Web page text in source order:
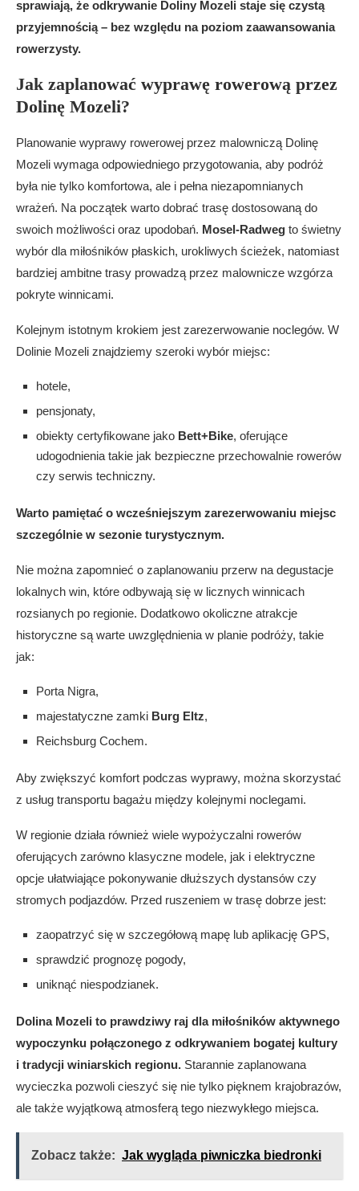
sprawiają, że odkrywanie Doliny Mozeli staje się czystą
przyjemnością – bez względu na poziom zaawansowania
rowerzysty.
Jak zaplanować wyprawę rowerową przez
Dolinę Mozeli?
Planowanie wyprawy rowerowej przez malowniczą Dolinę
Mozeli wymaga odpowiedniego przygotowania, aby podróż
była nie tylko komfortowa, ale i pełna niezapomnianych
wrażeń. Na początek warto dobrać trasę dostosowaną do
swoich możliwości oraz upodobań. Mosel-Radweg to świetny
wybór dla miłośników płaskich, urokliwych ścieżek, natomiast
bardziej ambitne trasy prowadzą przez malownicze wzgórza
pokryte winnicami.
Kolejnym istotnym krokiem jest zarezerwowanie noclegów. W
Dolinie Mozeli znajdziemy szeroki wybór miejsc:
hotele,
pensjonaty,
obiekty certyfikowane jako Bett+Bike, oferujące
udogodnienia takie jak bezpieczne przechowalnie rowerów
czy serwis techniczny.
Warto pamiętać o wcześniejszym zarezerwowaniu miejsc
szczególnie w sezonie turystycznym.
Nie można zapomnieć o zaplanowaniu przerw na degustacje
lokalnych win, które odbywają się w licznych winnicach
rozsianych po regionie. Dodatkowo okoliczne atrakcje
historyczne są warte uwzględnienia w planie podróży, takie
jak:
Porta Nigra,
majestatyczne zamki Burg Eltz,
Reichsburg Cochem.
Aby zwiększyć komfort podczas wyprawy, można skorzystać
z usług transportu bagażu między kolejnymi noclegami.
W regionie działa również wiele wypożyczalni rowerów
oferujących zarówno klasyczne modele, jak i elektryczne
opcje ułatwiające pokonywanie dłuższych dystansów czy
stromych podjazdów. Przed ruszeniem w trasę dobrze jest:
zaopatrzyć się w szczegółową mapę lub aplikację GPS,
sprawdzić prognozę pogody,
uniknąć niespodzianek.
Dolina Mozeli to prawdziwy raj dla miłośników aktywnego
wypoczynku połączonego z odkrywaniem bogatej kultury
i tradycji winiarskich regionu. Starannie zaplanowana
wycieczka pozwoli cieszyć się nie tylko pięknem krajobrazów,
ale także wyjątkową atmosferą tego niezwykłego miejsca.
Zobacz także: Jak wygląda piwniczka biedronki